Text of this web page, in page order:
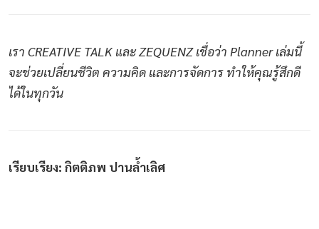
เรา CREATIVE TALK และ ZEQUENZ เชื่อว่า Planner เล่มนี้
จะช่วยเปลี่ยนชีวิต ความคิด และการจัดการ ทำให้คุณรู้สึกดี
ได้ในทุกวัน
เรียบเรียง: กิตติภพ ปานล้ำเลิศ